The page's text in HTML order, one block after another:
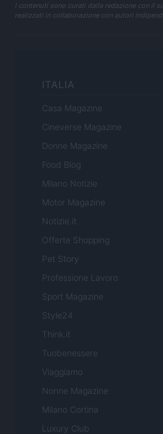
I contenuti sono curati dalla redazione con il
realizzati in collaborazione con autori
ITALIA
Casa Magazine
Cineverse Magazine
Donne Magazine
Food Blog
Milano Notizie
Motor Magazine
Notizie.it
Offerte Shopping
Pet Story
Professione Lavoro
Sport Magazine
Style24
Think.it
Tuobenessere
Viaggiamo
Nonne Magazine
Milano Cortina
Luxury Club